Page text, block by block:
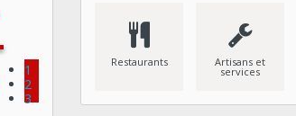
1
2
3
Restaurants Artisans et
services